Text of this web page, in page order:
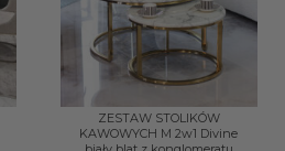
ZESTAW STOLIKÓW
KAWOWYCH M 2w1 Divine